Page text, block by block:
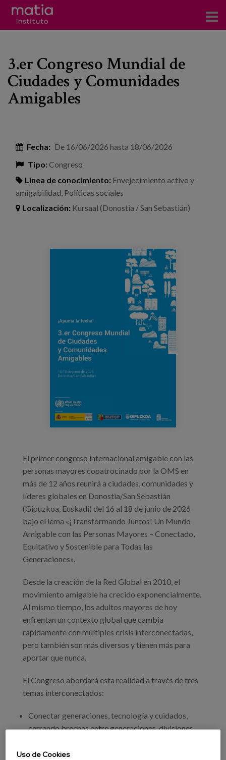
Investigación
Publicaciones
Participación en foros
Formación
Eventos
Noticias
3.er Congreso Mundial de
Ciudades y Comunidades
Amigables
Fecha: De 16/06/2026 hasta 18/06/2026
Tipo:Congreso
Línea de conocimiento: Envejecimiento activo y
amigabilidad, Políticas sociales
Localización: Kursaal (Donostia / San Sebastián)
congreso-ciudadesamigables-
El primer congreso internacional amigable con las
personas mayores copatrocinado por la OMS en
más de 12 años reunirá a ciudades, comunidades y
líderes globales en Donostia/San Sebastián
(Gipuzkoa, Euskadi) del 16 al 18 de junio de 2026
bajo el lema «¡Transformando Juntos! Un Mundo
Amigable con las Personas Mayores – Conectado,
Equitativo y Sostenible para Todas las
Generaciones».
Desde la creación de la Red Global en 2010, el
movimiento amigable ha crecido exponencialmente.
Al mismo tiempo, los adultos mayores de hoy
enfrentan un contexto global que cambia
rápidamente con múltiples crisis interconectadas,
pero también son más diversos y tienen más para
aportar que nunca.
El Congreso abordará esta realidad a través de tres
temas interconectados:
Conectar generaciones, tecnología y cuidados,
cerrando brechas entre generaciones, divisiones
secundarios/formales e informales.
Uso de Cookies